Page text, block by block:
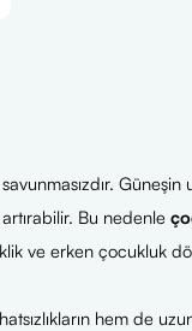
Güneşin
Bu nedenle
ve erken çocukluk
hem de